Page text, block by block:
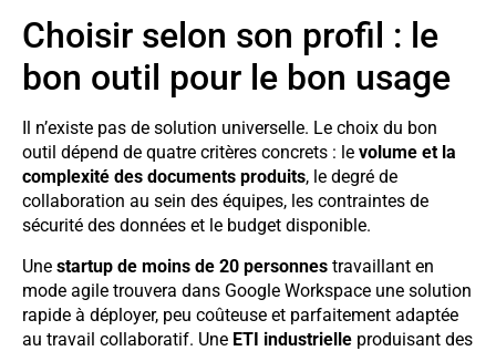
Choisir selon son profil : le
bon outil pour le bon usage
Il n’existe pas de solution universelle. Le choix du bon
outil dépend de quatre critères concrets : le volume et la
complexité des documents produits, le degré de
collaboration au sein des équipes, les contraintes de
sécurité des données et le budget disponible.
Une startup de moins de 20 personnes travaillant en
mode agile trouvera dans Google Workspace une solution
rapide à déployer, peu coûteuse et parfaitement adaptée
au travail collaboratif. Une ETI industrielle produisant des